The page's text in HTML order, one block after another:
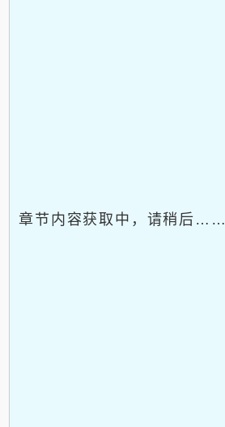
章节内容获取中，请稍后……